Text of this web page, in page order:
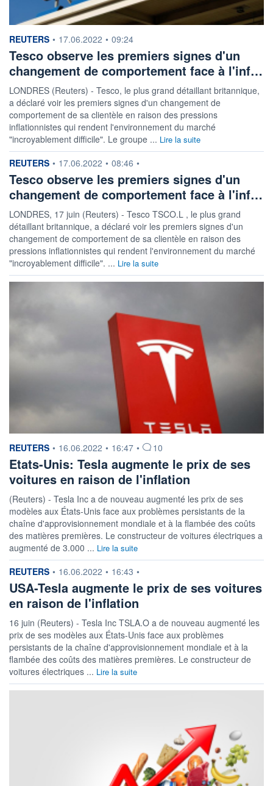
information fournie par
REUTERS • 17.06.2022 • 09:24
Tesco observe les premiers signes d'un
changement de comportement face à l'inf…
LONDRES (Reuters) - Tesco, le plus grand détaillant britannique,
a déclaré voir les premiers signes d'un changement de
comportement de sa clientèle en raison des pressions
inflationnistes qui rendent l'environnement du marché
"incroyablement difficile". Le groupe ... Lire la suite
information fournie par
REUTERS • 17.06.2022 • 08:46 •
Tesco observe les premiers signes d'un
changement de comportement face à l'inf…
LONDRES, 17 juin (Reuters) - Tesco TSCO.L , le plus grand
détaillant britannique, a déclaré voir les premiers signes d'un
changement de comportement de sa clientèle en raison des
pressions inflationnistes qui rendent l'environnement du marché
"incroyablement difficile". ... Lire la suite
information fournie par
REUTERS • 16.06.2022 • 16:47 • 10
Etats-Unis: Tesla augmente le prix de ses
voitures en raison de l'inflation
(Reuters) - Tesla Inc a de nouveau augmenté les prix de ses
modèles aux États-Unis face aux problèmes persistants de la
chaîne d'approvisionnement mondiale et à la flambée des coûts
des matières premières. Le constructeur de voitures électriques a
augmenté de 3.000 ... Lire la suite
information fournie par
REUTERS • 16.06.2022 • 16:43 •
USA-Tesla augmente le prix de ses voitures
en raison de l'inflation
16 juin (Reuters) - Tesla Inc TSLA.O a de nouveau augmenté les
prix de ses modèles aux États-Unis face aux problèmes
persistants de la chaîne d'approvisionnement mondiale et à la
flambée des coûts des matières premières. Le constructeur de
voitures électriques ... Lire la suite